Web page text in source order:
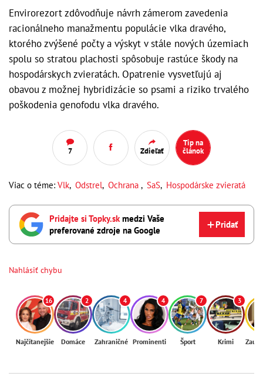
Envirorezort zdôvodňuje návrh zámerom zavedenia
racionálneho manažmentu populácie vlka dravého,
ktorého zvýšené počty a výskyt v stále nových územiach
spolu so stratou plachosti spôsobuje rastúce škody na
hospodárskych zvieratách. Opatrenie vysvetľujú aj
obavou z možnej hybridizácie so psami a riziko trvalého
poškodenia genofodu vlka dravého.
7 Zdieľať
Tip na
článok
Viac o téme: Vlk, Odstrel, Ochrana , SaS, Hospodárske zvieratá
Pridajte si Topky.sk medzi Vaše
preferované zdroje na Google
Pridať
Nahlásiť chybu
16
Najčítanejšie
2
Domáce
4
Zahraničné
4
Prominenti
7
Šport
3
Krimi